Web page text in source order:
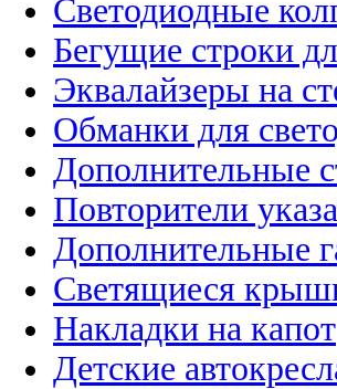
Светодиодные
Бегущие строки
Эквалайзеры на
Обманки для
Дополнительные
Повторители
Дополнительные
Светящиеся
Накладки на капот
Детские